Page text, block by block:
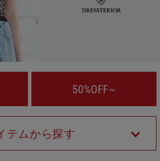
50%OFF~
テムから探す